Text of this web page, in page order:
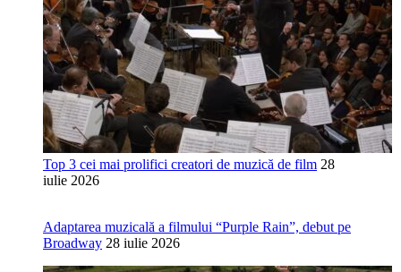
Top 3 cei mai prolifici creatori de muzică de film 28
iulie 2026
Adaptarea muzicală a filmului “Purple Rain”, debut pe
Broadway 28 iulie 2026